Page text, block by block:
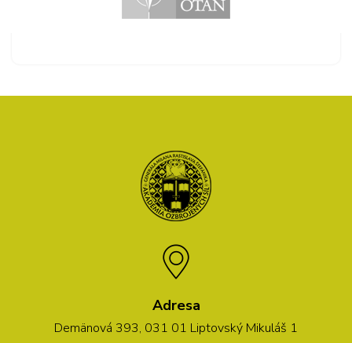
Adresa
Demänová 393, 031 01 Liptovský Mikuláš 1